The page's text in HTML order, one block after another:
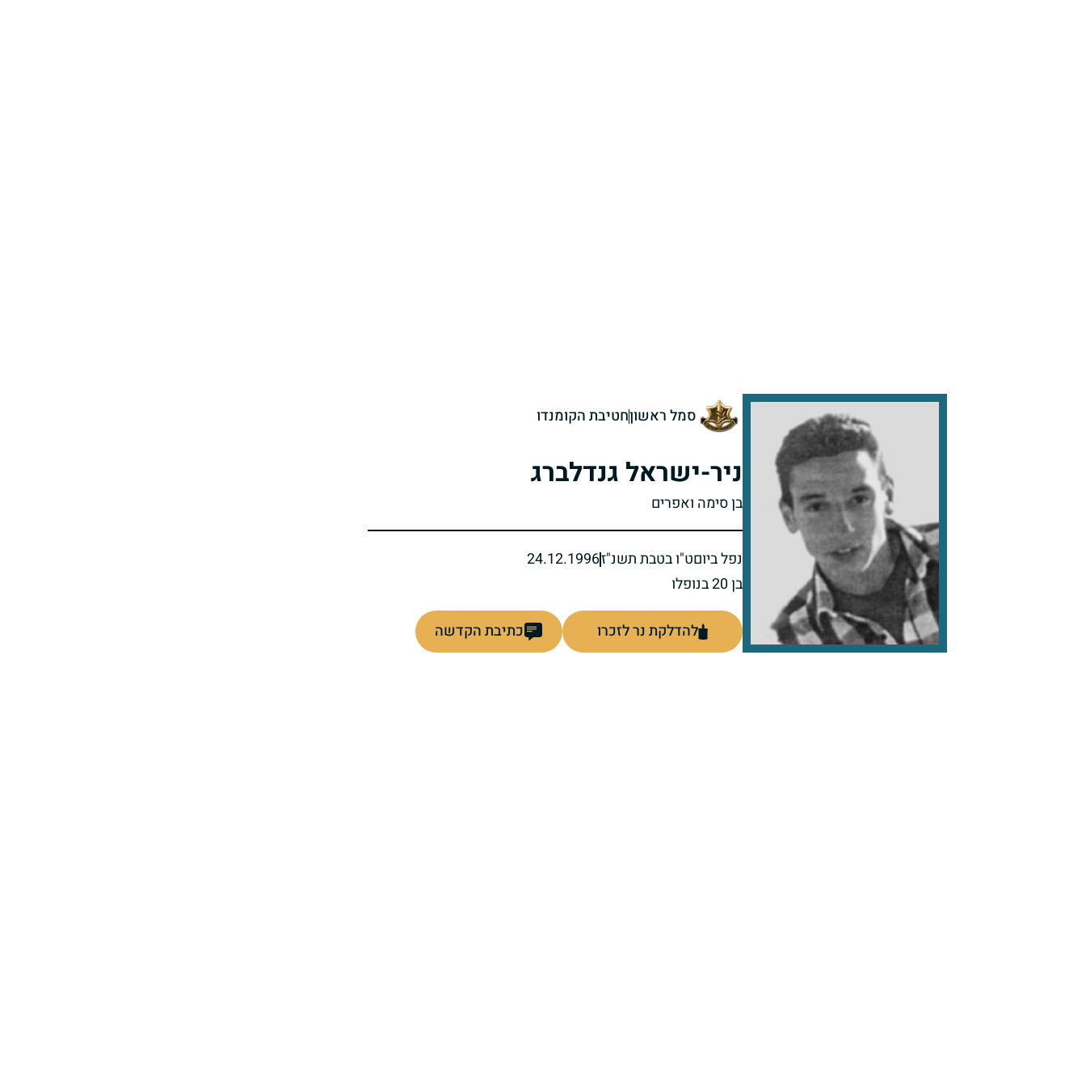
סמל ראשוןחטיבת הקומנדו
ניר-ישראל גנדלברג
בן סימה ואפרים
נפל ביוםט"ו בטבת תשנ"ז24.12.1996
בן 20 בנופלו
להדלקת נר לזכרו כתיבת הקדשה